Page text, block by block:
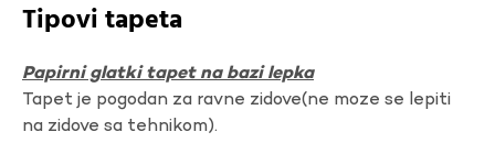
Tipovi tapeta
Papirni glatki tapet na bazi lepka
Tapet je pogodan za ravne zidove(ne moze se lepiti
na zidove sa tehnikom).